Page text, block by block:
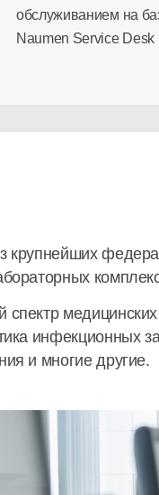
обслуживанием на
Naumen Service Desk
инфекционных
и многие другие.